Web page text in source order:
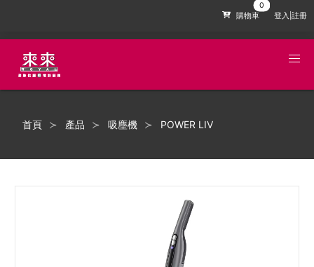
購物車 登入|註冊
首頁 產品 吸塵機 POWER LIV